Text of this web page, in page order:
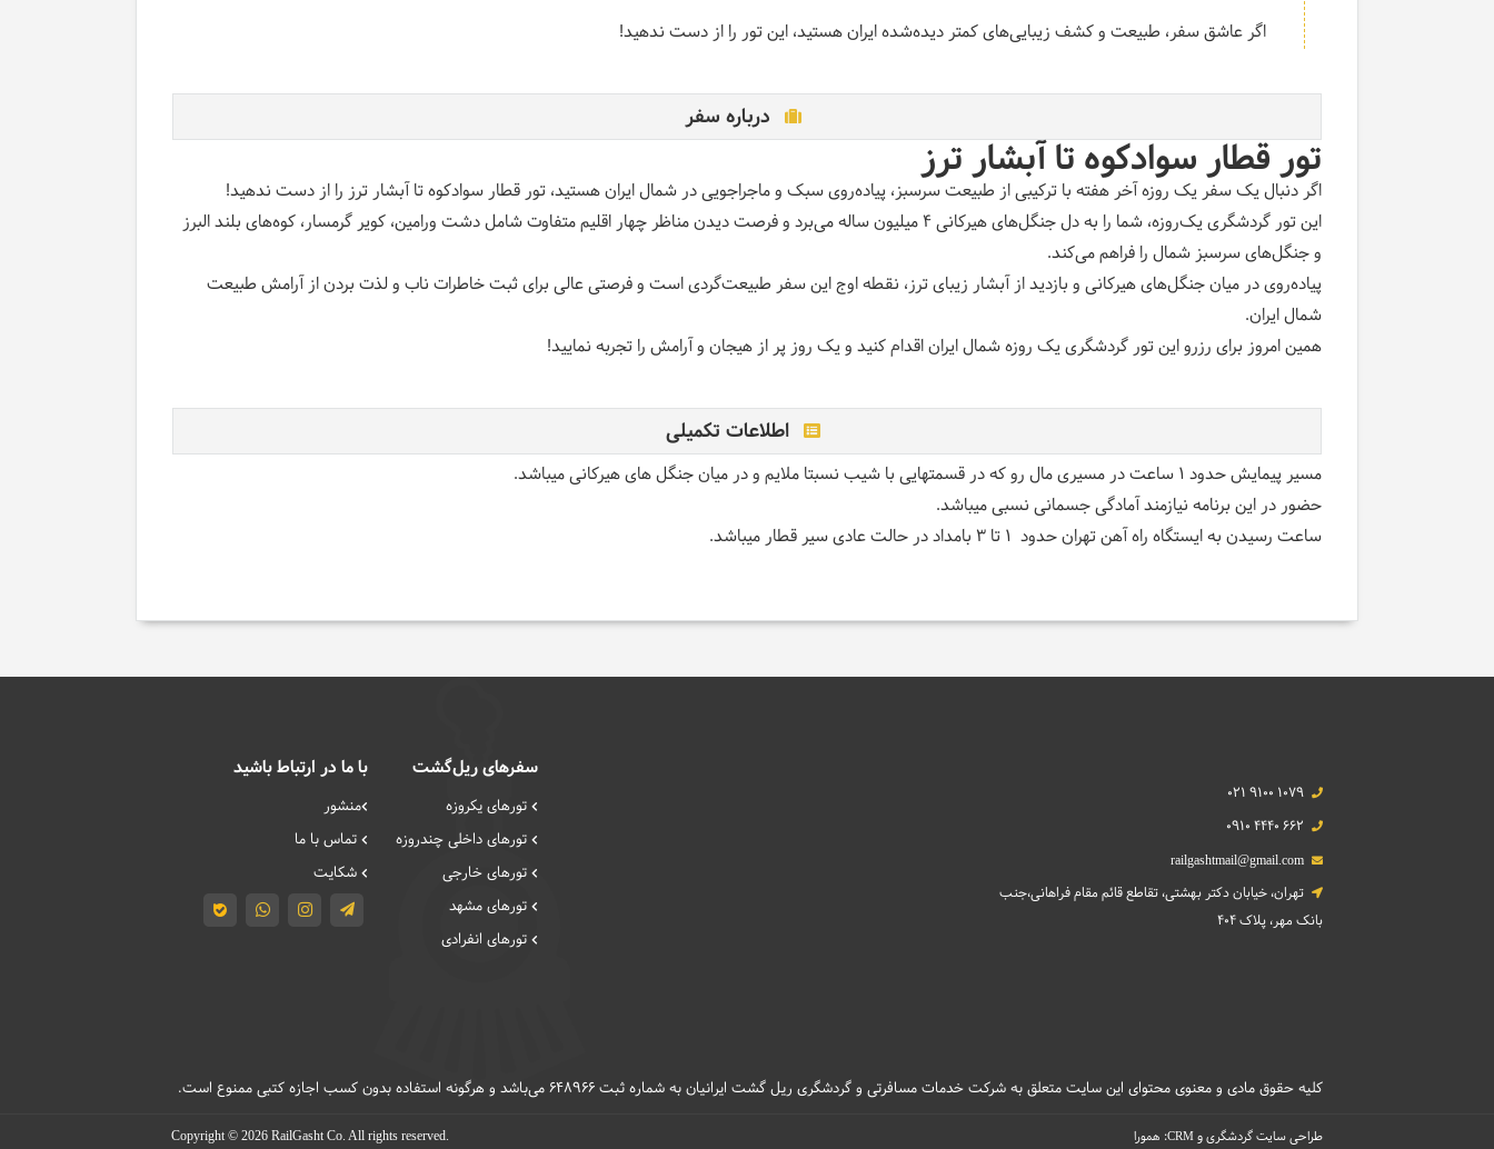
اگر عاشق سفر، طبیعت و کشف زیبایی‌های کمتر دیده‌شده ایران هستید، این تور را از دست ندهید!
درباره سفر
تور قطار سوادکوه تا آبشار ترز
اگر دنبال یک سفر یک روزه آخر هفته با ترکیبی از طبیعت سرسبز، پیاده‌روی سبک و ماجراجویی در شمال ایران هستید، تور قطار سوادکوه تا آبشار ترز را از دست ندهید!
این تور گردشگری یک‌روزه، شما را به دل جنگل‌های هیرکانی ۴ میلیون ساله می‌برد و فرصت دیدن مناظر چهار اقلیم متفاوت شامل دشت ورامین، کویر گرمسار، کوه‌های بلند البرز
و جنگل‌های سرسبز شمال را فراهم می‌کند.
پیاده‌روی در میان جنگل‌های هیرکانی و بازدید از آبشار زیبای ترز، نقطه اوج این سفر طبیعت‌گردی است و فرصتی عالی برای ثبت خاطرات ناب و لذت بردن از آرامش طبیعت
شمال ایران.
همین امروز برای رزرو این تور گردشگری یک روزه شمال ایران اقدام کنید و یک روز پر از هیجان و آرامش را تجربه نمایید!
اطلاعات تکمیلی
مسیر پیمایش حدود 1 ساعت در مسیری مال رو که در قسمتهایی با شیب نسبتا ملایم و در میان جنگل های هیرکانی میباشد.
حضور در این برنامه نیازمند آمادگی جسمانی نسبی میباشد.
ساعت رسیدن به ایستگاه راه آهن تهران حدود 1 تا 3 بامداد در حالت عادی سیر قطار میباشد.
021 9100 1079
0910 4440 662
تهران، خیابان دکتر بهشتی، تقاطع قائم مقام فراهانی،جنب
بانک مهر، پلاک 404
سفرهای ریل‌گشت
تورهای یکروزه
تورهای داخلی چند‌روزه
تورهای خارجی
تورهای مشهد
تورهای انفرادی
با ما در ارتباط باشید
منشور
تماس با ما
شکایت
کلیه حقوق مادی و معنوی محتوای این سایت متعلق به شرکت خدمات مسافرتی و گردشگری ریل گشت ایرانیان به شماره ثبت 648966 می‌باشد و هرگونه استفاده بدون کسب اجازه کتبی ممنوع است.
طراحی سایت گردشگریو CRM
: همورا Copyright © 2026 RailGasht Co. All rights reserved.